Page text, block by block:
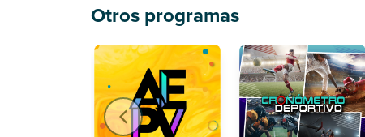
Otros programas